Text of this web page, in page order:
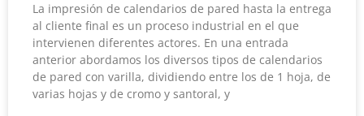
La impresión de calendarios de pared hasta la entrega
al cliente final es un proceso industrial en el que
intervienen diferentes actores. En una entrada
anterior abordamos los diversos tipos de calendarios
de pared con varilla, dividiendo entre los de 1 hoja, de
varias hojas y de cromo y santoral, y